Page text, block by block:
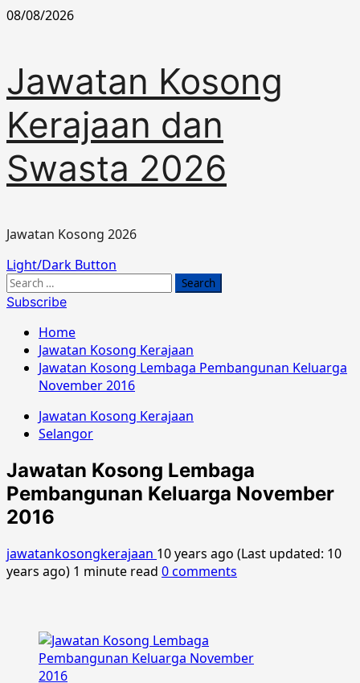
Skip
08/08/2026
Jawatan Kosong
Kerajaan dan
Swasta 2026
Jawatan Kosong 2026
Primary
Menu
Light/Dark Button
Search
for:
Subscribe
Home
Jawatan Kosong Kerajaan
Jawatan Kosong Lembaga Pembangunan Keluarga
November 2016
Jawatan Kosong Kerajaan
Selangor
Jawatan Kosong Lembaga
Pembangunan Keluarga November
2016
jawatankosongkerajaan 10 years ago (Last updated: 10
years ago) 1 minute read 0 comments